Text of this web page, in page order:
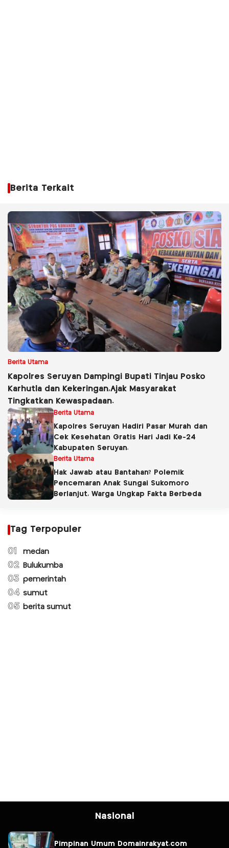
Berita Terkait
Berita Utama
Kapolres Seruyan Dampingi Bupati Tinjau Posko
Karhutla dan Kekeringan,Ajak Masyarakat
Tingkatkan Kewaspadaan.
Berita Utama
Kapolres Seruyan Hadiri Pasar Murah dan
Cek Kesehatan Gratis Hari Jadi Ke-24
Kabupaten Seruyan.
Berita Utama
Hak Jawab atau Bantahan? Polemik
Pencemaran Anak Sungai Sukomoro
Berlanjut, Warga Ungkap Fakta Berbeda
Tag Terpopuler
01 medan
02 Bulukumba
03 pemerintah
04 sumut
05 berita sumut
Nasional
Pimpinan Umum Domainrakyat.com